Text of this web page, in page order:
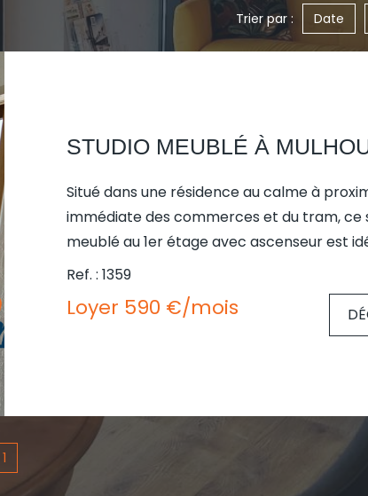
Trier par : Date
Situé dans une résidence au calme à
immédiate des commerces et du tram, ce
meublé au 1er étage avec ascenseur est
une personne seule ou un couple. Il est composé d'une
entrée, d'une salle d'eau avec WC, d'un
cuisine équipée, d'un séjour avec coin nuit
140€ de charges qui comprennent l'eau +
chauffage + l'électricité et entretien des
communes, entretien de l'ascenseur et
verts. Contactez nous pour le visiter
Ref. : 1359
Loyer 590 €/mois
1